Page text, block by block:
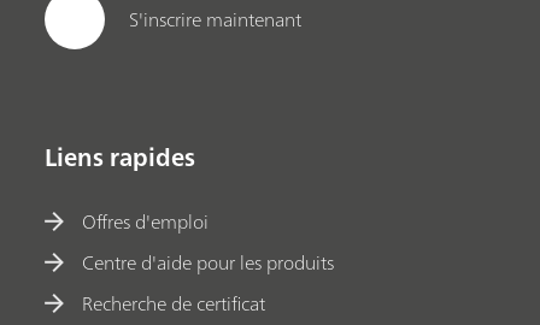
S'inscrire maintenant
Liens rapides
Offres d'emploi
Centre d'aide pour les produits
Recherche de certificat